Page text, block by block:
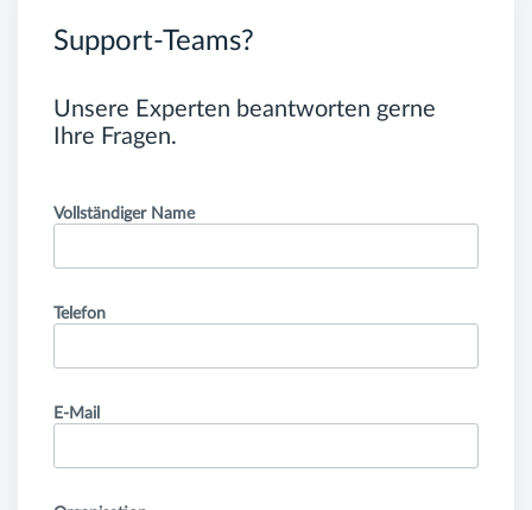
Support-Teams?
Unsere Experten beantworten gerne
Ihre Fragen.
Vollständiger Name
Telefon
E-Mail